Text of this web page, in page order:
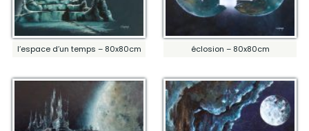
l’espace d’un temps – 80x80cm éclosion – 80x80cm